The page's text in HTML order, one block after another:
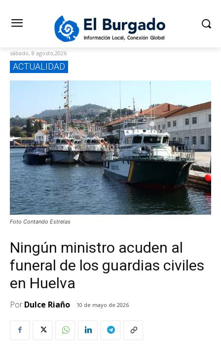
sábado, 8 agosto,2026
ACTUALIDAD
Foto Contando Estrelas
Ningún ministro acuden al
funeral de los guardias civiles
en Huelva
PorDulce Riaño 10 de mayo de 2026